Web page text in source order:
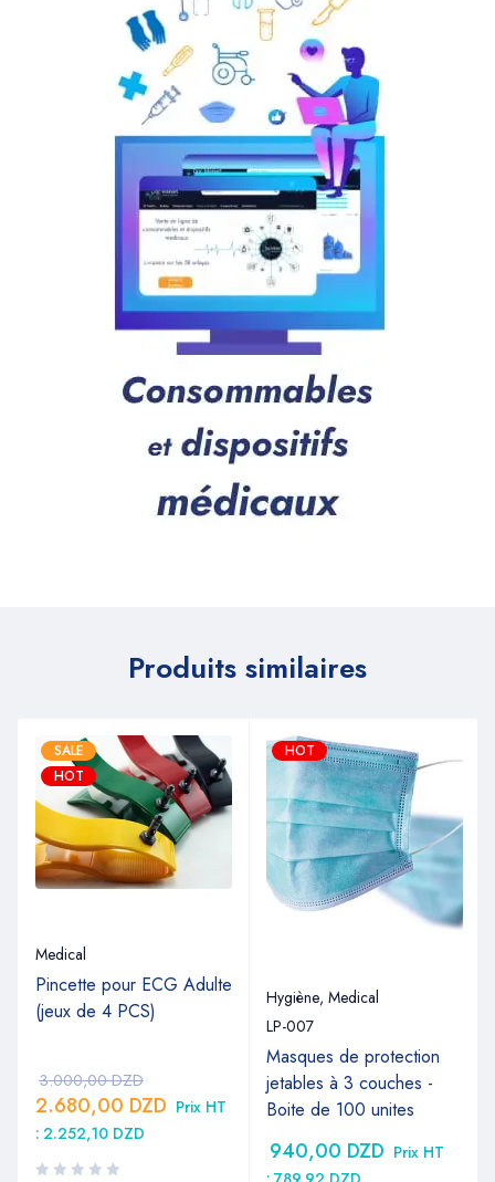
Produits similaires
SALE
HOT
Medical
Pincette pour ECG Adulte
(jeux de 4 PCS)
3.000,00DZD
2.680,00 DZD Prix HT
: 2.252,10 DZD
HOT
Hygiène, Medical
LP-007
Masques de protection
jetables à 3 couches -
Boite de 100 unites
940,00 DZD Prix HT